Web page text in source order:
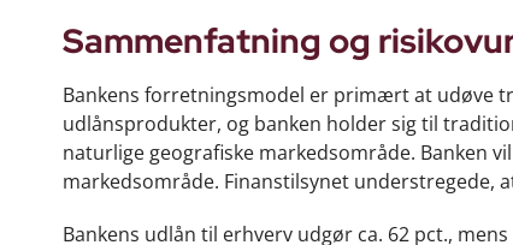
Sammenfatning og
Bankens forretningsmodel er primært at udøve
udlånsprodukter, og banken holder sig til
naturlige geografiske markedsområde. Banken
markedsområde. Finanstilsynet
Bankens udlån til erhverv udgør ca. 62 pct.,